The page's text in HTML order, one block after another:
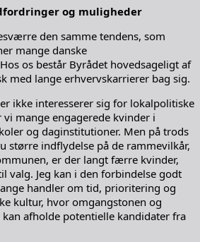
og muligheder
den samme tendens, som
mange danske
os består Byrådet hovedsageligt af
med lange erhvervskarrierer bag sig.
ikke interesserer sig for lokalpolitiske
mange engagerede kvinder i
og daginstitutioner. Men på trods
større indflydelse på de rammevilkår,
er der langt færre kvinder,
valg. Jeg kan i den forbindelse godt
handler om tid, prioritering og
kultur, hvor omgangstonen og
afholde potentielle kandidater fra